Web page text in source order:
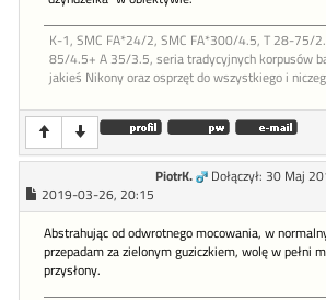
K-1, SMC FA*24/2, SMC FA*300/4.5, T 28-75/
85/4.5+ A 35/3.5, seria tradycyjnych korpusów
jakieś Nikony oraz osprzęt do wszystkiego i
PiotrK.
Dołączył: 30 Maj
2019-03-26, 20:15
Abstrahując od odwrotnego mocowania, w
przepadam za zielonym guziczkiem, wolę w pełni
przysłony.